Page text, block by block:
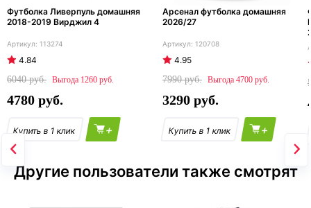
Футболка Ливерпуль домашняя
2018-2019 Вирджил 4
113274
4.84
6040
1260
4780
+
Арсенал футболка домашняя
2026/27
120708
4.95
7990
4700
3290
+
Другие пользователи также смотрят